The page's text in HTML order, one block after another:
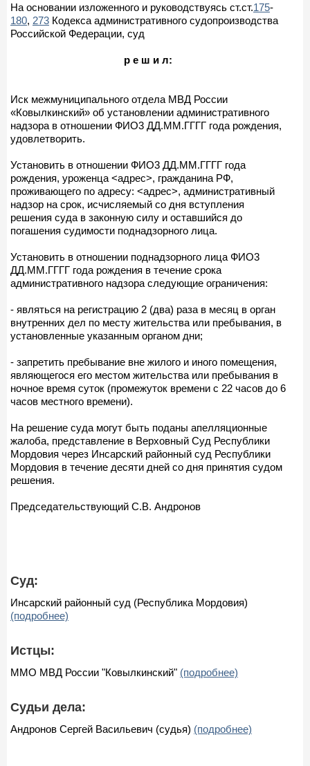
На основании изложенного и руководствуясь ст.ст.175-
180, 273 Кодекса административного судопроизводства
Российской Федерации, суд
р е ш и л:
Иск межмуниципального отдела МВД России
«Ковылкинский» об установлении административного
надзора в отношении ФИО3 ДД.ММ.ГГГГ года рождения,
удовлетворить.
Установить в отношении ФИО3 ДД.ММ.ГГГГ года
рождения, уроженца <адрес>, гражданина РФ,
проживающего по адресу: <адрес>, административный
надзор на срок, исчисляемый со дня вступления
решения суда в законную силу и оставшийся до
погашения судимости поднадзорного лица.
Установить в отношении поднадзорного лица ФИО3
ДД.ММ.ГГГГ года рождения в течение срока
административного надзора следующие ограничения:
- являться на регистрацию 2 (два) раза в месяц в орган
внутренних дел по месту жительства или пребывания, в
установленные указанным органом дни;
- запретить пребывание вне жилого и иного помещения,
являющегося его местом жительства или пребывания в
ночное время суток (промежуток времени с 22 часов до 6
часов местного времени).
На решение суда могут быть поданы апелляционные
жалоба, представление в Верховный Суд Республики
Мордовия через Инсарский районный суд Республики
Мордовия в течение десяти дней со дня принятия судом
решения.
Председательствующий С.В. Андронов
Суд:
Инсарский районный суд (Республика Мордовия)
(подробнее)
Истцы:
ММО МВД России "Ковылкинский" (подробнее)
Судьи дела:
Андронов Сергей Васильевич (судья) (подробнее)